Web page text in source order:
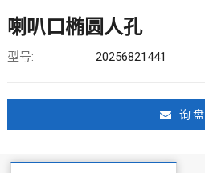
喇叭口椭圆人孔
型号: 20256821441
询 盘